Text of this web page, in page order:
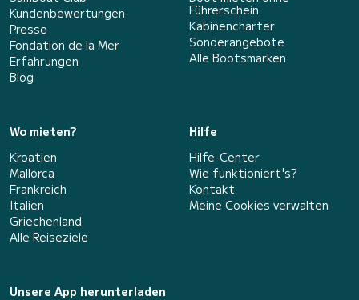
Kundenbewertungen
Presse
Fondation de la Mer
Erfahrungen
Blog
Führerschein
Kabinencharter
Sonderangebote
Alle Bootsmarken
Wo mieten?
Kroatien
Mallorca
Frankreich
Italien
Griechenland
Alle Reiseziele
Hilfe
Hilfe-Center
Wie funktioniert's?
Kontakt
Meine Cookies verwalten
Unsere App herunterladen